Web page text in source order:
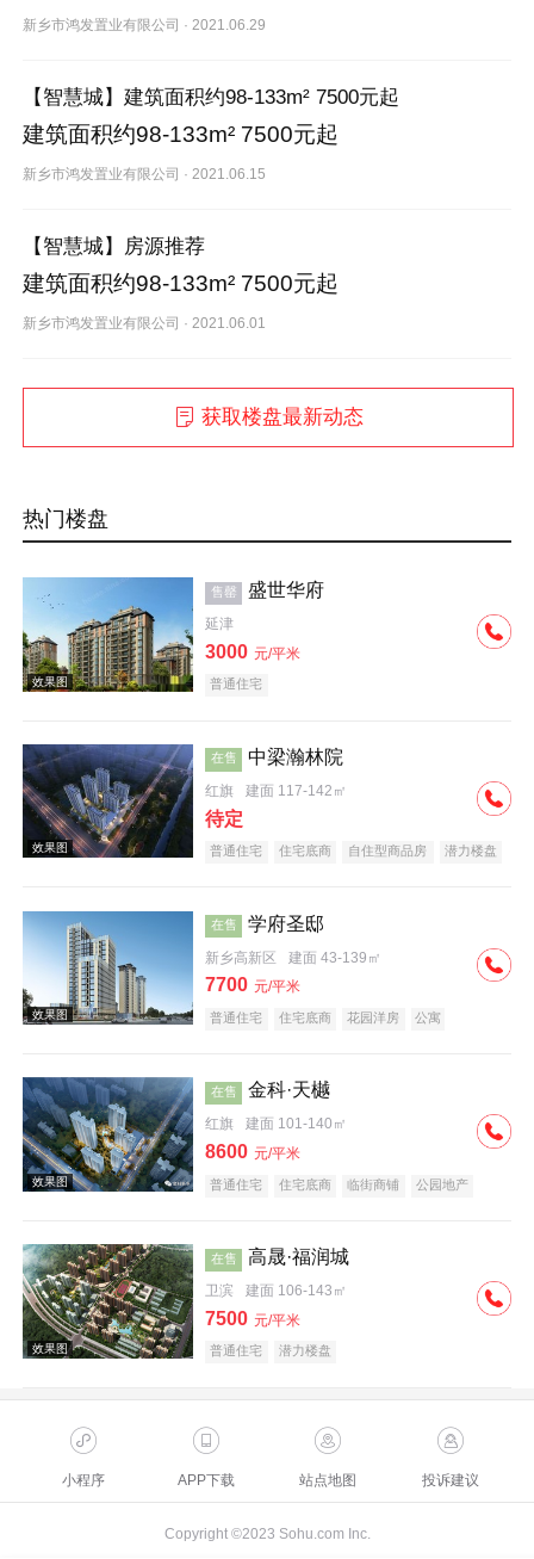
新乡市鸿发置业有限公司 ·2021.06.29
【智慧城】建筑面积约98-133m² 7500元起
建筑面积约98-133m² 7500元起
新乡市鸿发置业有限公司 ·2021.06.15
【智慧城】房源推荐
建筑面积约98-133m² 7500元起
新乡市鸿发置业有限公司 ·2021.06.01
获取楼盘最新动态
热门楼盘
售罄 盛世华府
延津
3000 元/平米
普通住宅
在售 中梁瀚林院
红旗 建面 117-142㎡
待定
普通住宅 住宅底商 自住型商品房
潜力楼盘
在售 学府圣邸
新乡高新区 建面 43-139㎡
7700 元/平米
普通住宅 住宅底商 花园洋房
公寓
在售 金科·天樾
红旗 建面 101-140㎡
8600 元/平米
普通住宅 住宅底商 临街商铺
公园地产
在售 高晟·福润城
卫滨 建面 106-143㎡
7500 元/平米
普通住宅 潜力楼盘
小程序 APP下载 站点地图 投诉建议
Copyright ©2023 Sohu.com Inc.